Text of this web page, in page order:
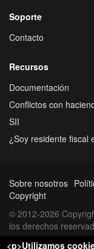
Soporte
Contacto
Recursos
Documentación
Conflictos con
SII
¿Soy residente fiscal
Sobre nosotros
Copyright
© 2012-2026
los derechos
<p>Utilizamos